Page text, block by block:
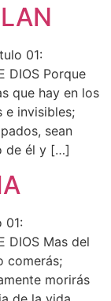
01:
DIOS Porque
que hay en los
e invisibles;
sean
de él y […]
01:
DIOS Mas del
comerás;
morirás